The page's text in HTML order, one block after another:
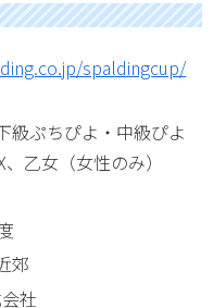
spaldingcup/
級ぷちぴよ・中級ぴよ
乙女（女性のみ）
郊
社